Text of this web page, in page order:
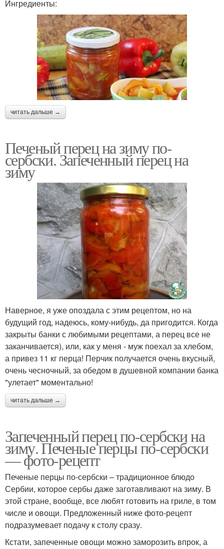
Ингредиенты:
читать дальше →
Печеный перец на зиму по-
сербски. Запеченный перец на
зиму
Наверное, я уже опоздала с этим рецептом, но на
будущий год, надеюсь, кому-нибудь, да пригодится. Когда
закрыты банки с любимыми рецептами, а перец все не
заканчивается), или, как у меня - муж поехал за хлебом,
а привез 11 кг перца! Перчик получается очень вкусный,
очень чесночный, за обедом в душевной компании банка
"улетает" моментально!
читать дальше →
Запеченный перец по-сербски на
зиму. Печеные перцы по-сербски
— фото-рецепт
Печеные перцы по-сербски – традиционное блюдо
Сербии, которое сербы даже заготавливают на зиму. В
этой стране, вообще, все любят готовить на гриле, в том
числе и овощи. Предложенный ниже фото-рецепт
подразумевает подачу к столу сразу.
Кстати, запеченные овощи можно заморозить впрок, а